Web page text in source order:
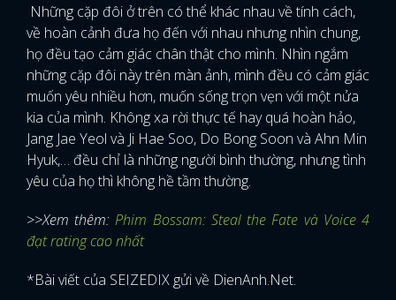
Những cặp đôi ở trên có thể khác nhau về tính cách,
về hoàn cảnh đưa họ đến với nhau nhưng nhìn chung,
họ đều tạo cảm giác chân thật cho mình. Nhìn ngắm
những cặp đôi này trên màn ảnh, mình đều có cảm giác
muốn yêu nhiều hơn, muốn sống trọn vẹn với một nửa
kia của mình. Không xa rời thực tế hay quá hoàn hảo,
Jang Jae Yeol và Ji Hae Soo, Do Bong Soon và Ahn Min
Hyuk,… đều chỉ là những người bình thường, nhưng tình
yêu của họ thì không hề tầm thường.
>>Xem thêm:Phim Bossam: Steal the Fate và Voice 4
đạt rating cao nhất
*Bài viết của SEIZEDIX gửi về DienAnh.Net.